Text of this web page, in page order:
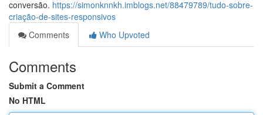
conversão. https://simonknnkh.imblogs.net/88479789/tudo-sobre-
criação-de-sites-responsivos
Comments
Who Upvoted
Comments
Submit a Comment
No HTML